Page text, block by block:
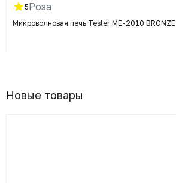
5Роза
Микроволновая печь Tesler ME-2010 BRONZE
Новые товары